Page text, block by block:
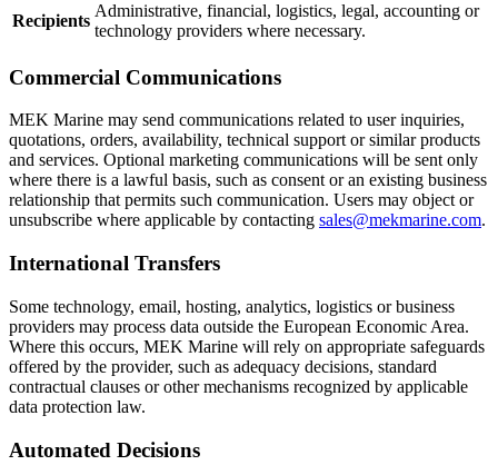
Recipients
Administrative, financial, logistics, legal, accounting or
technology providers where necessary.
Commercial Communications
MEK Marine may send communications related to user inquiries,
quotations, orders, availability, technical support or similar products
and services. Optional marketing communications will be sent only
where there is a lawful basis, such as consent or an existing business
relationship that permits such communication. Users may object or
unsubscribe where applicable by contacting sales@mekmarine.com.
International Transfers
Some technology, email, hosting, analytics, logistics or business
providers may process data outside the European Economic Area.
Where this occurs, MEK Marine will rely on appropriate safeguards
offered by the provider, such as adequacy decisions, standard
contractual clauses or other mechanisms recognized by applicable
data protection law.
Automated Decisions